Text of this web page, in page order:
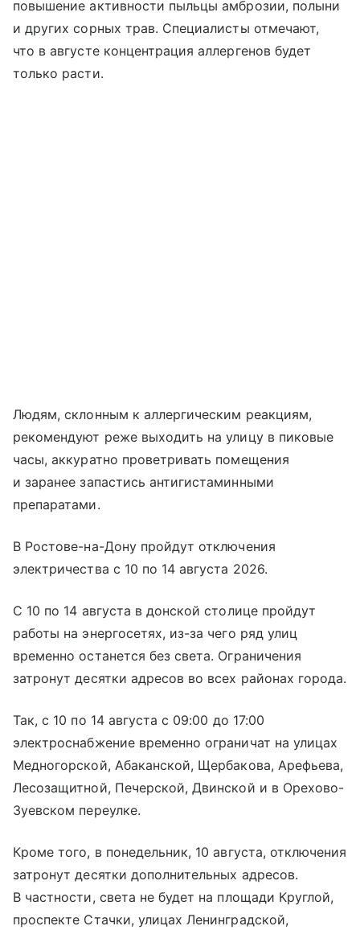
повышение активности пыльцы амброзии, полыни
и других сорных трав. Специалисты отмечают,
что в августе концентрация аллергенов будет
только расти.
Людям, склонным к аллергическим реакциям,
рекомендуют реже выходить на улицу в пиковые
часы, аккуратно проветривать помещения
и заранее запастись антигистаминными
препаратами.
В Ростове-на-Дону пройдут отключения
электричества с 10 по 14 августа 2026.
С 10 по 14 августа в донской столице пройдут
работы на энергосетях, из-за чего ряд улиц
временно останется без света. Ограничения
затронут десятки адресов во всех районах города.
Так, с 10 по 14 августа с 09:00 до 17:00
электроснабжение временно ограничат на улицах
Медногорской, Абаканской, Щербакова, Арефьева,
Лесозащитной, Печерской, Двинской и в Орехово-
Зуевском переулке.
Кроме того, в понедельник, 10 августа, отключения
затронут десятки дополнительных адресов.
В частности, света не будет на площади Круглой,
проспекте Стачки, улицах Ленинградской,